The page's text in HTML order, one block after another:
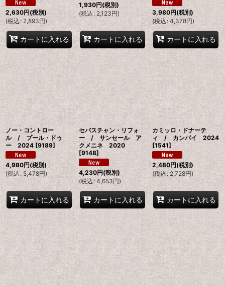
2,630円(税別)
(税込: 2,893円)
カートに入れる
1,930円(税別)
(税込 : 2,123円)
カートに入れる
3,980円(税別)
(税込 : 4,378円)
カートに入れる
ノー・コントロー
ル / プール・ドゥ
ー 2024 [9189]
4,980円(税別)
(税込: 5,478円)
カートに入れる
セバスチャン・リフォ
ー / サンセール ア
クメニネ 2020
[9148]
4,230円(税別)
(税込 : 4,653円)
カートに入れる
カミッロ・ドナーテ
ィ / カンパイ 2024
[1541]
2,480円(税別)
(税込: 2,728円)
カートに入れる